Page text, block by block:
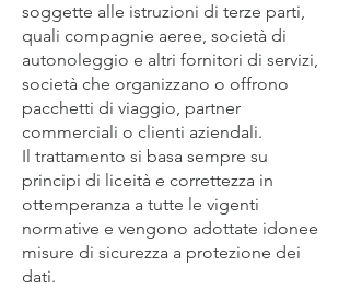
soggette alle istruzioni di terze parti,
quali compagnie aeree, società di
autonoleggio e altri fornitori di servizi,
società che organizzano o offrono
pacchetti di viaggio, partner
commerciali o clienti aziendali.
Il trattamento si basa sempre su
principi di liceità e correttezza in
ottemperanza a tutte le vigenti
normative e vengono adottate idonee
misure di sicurezza a protezione dei
dati.